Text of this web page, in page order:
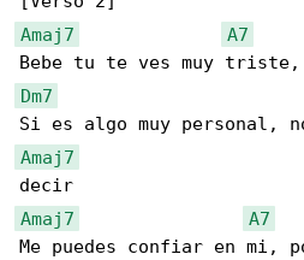
Amaj7
A7
Dm7
Amaj7
Amaj7
A7